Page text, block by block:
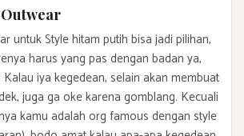
untuk Style hitam putih bisa jadi pilihan,
harus yang pas dengan badan ya,
iya kegedean, selain akan membuat
juga ga oke karena gomblang. Kecuali
kamu adalah org famous dengan style